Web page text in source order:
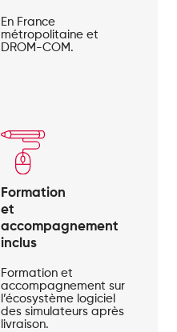
En France
métropolitaine et
DROM-COM.
Formation
et
accompagnement
inclus
Formation et
accompagnement sur
l’écosystème logiciel
des simulateurs après
livraison.